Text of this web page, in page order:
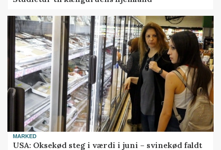
MARKED
USA: Oksekød steg i værdi i juni – svinekød faldt